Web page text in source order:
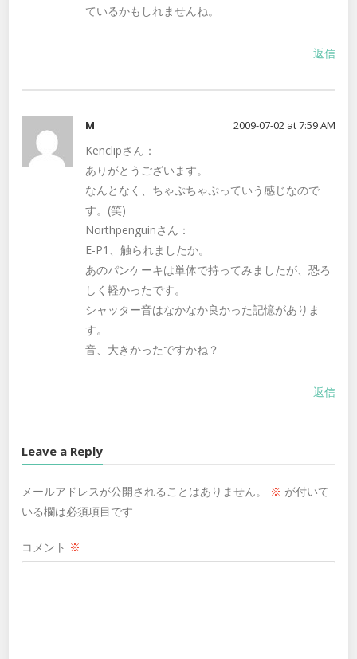
ているかもしれませんね。
返信
M 2009-07-02 at 7:59 AM
Kenclipさん：
ありがとうございます。
なんとなく、ちゃぷちゃぷっていう感じなので
す。(笑)
Northpenguinさん：
E-P1、触られましたか。
あのパンケーキは単体で持ってみましたが、恐ろ
しく軽かったです。
シャッター音はなかなか良かった記憶がありま
す。
音、大きかったですかね？
返信
Leave a Reply
メールアドレスが公開されることはありません。 ※ が付いて
いる欄は必須項目です
コメント ※